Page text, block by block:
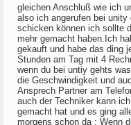
gleichen Anschluß wie ich
also ich angerufen bei
schicken können ich sollte
mehr gemacht haben.Ich
gekauft und habe das ding
Stunden am Tag mit 4
wenn du bei untiy gehts
die Geschwindigkeit und
Ansprech Partner am
auch der Techniker kann
gemacht hat und es ging
morgens schon da : Wenn